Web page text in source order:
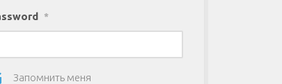
*
Запомнить меня